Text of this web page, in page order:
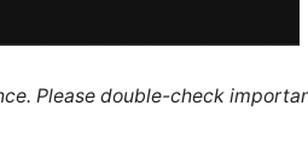
Please double-check